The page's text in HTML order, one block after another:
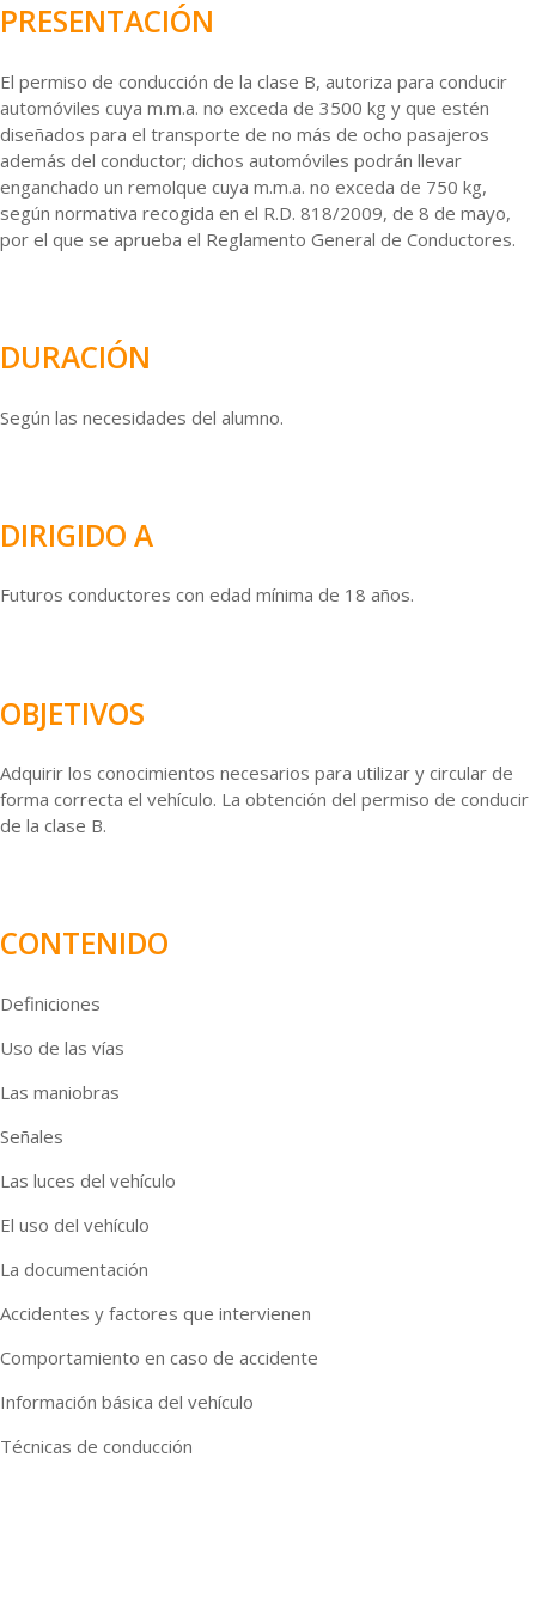
PRESENTACIÓN
El permiso de conducción de la clase B, autoriza para conducir
automóviles cuya m.m.a. no exceda de 3500 kg y que estén
diseñados para el transporte de no más de ocho pasajeros
además del conductor; dichos automóviles podrán llevar
enganchado un remolque cuya m.m.a. no exceda de 750 kg,
según normativa recogida en el R.D. 818/2009, de 8 de mayo,
por el que se aprueba el Reglamento General de Conductores.
DURACIÓN
Según las necesidades del alumno.
DIRIGIDO A
Futuros conductores con edad mínima de 18 años.
OBJETIVOS
Adquirir los conocimientos necesarios para utilizar y circular de
forma correcta el vehículo. La obtención del permiso de conducir
de la clase B.
CONTENIDO
Definiciones
Uso de las vías
Las maniobras
Señales
Las luces del vehículo
El uso del vehículo
La documentación
Accidentes y factores que intervienen
Comportamiento en caso de accidente
Información básica del vehículo
Técnicas de conducción